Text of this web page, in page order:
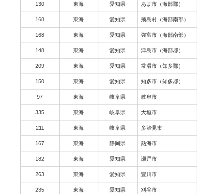
130 東海 愛知県 あま市（海部郡）
168 東海 愛知県 飛島村（海部南部）
168 東海 愛知県 弥富市（海部南部）
148 東海 愛知県 津島市（海部郡）
209 東海 愛知県 常滑市（知多郡）
150 東海 愛知県 知多市（知多郡）
97 東海 岐阜県 岐阜市
335 東海 岐阜県 大垣市
211 東海 岐阜県 多治見市
167 東海 静岡県 熱海市
182 東海 愛知県 瀬戸市
263 東海 愛知県 豊川市
235 東海 愛知県 刈谷市